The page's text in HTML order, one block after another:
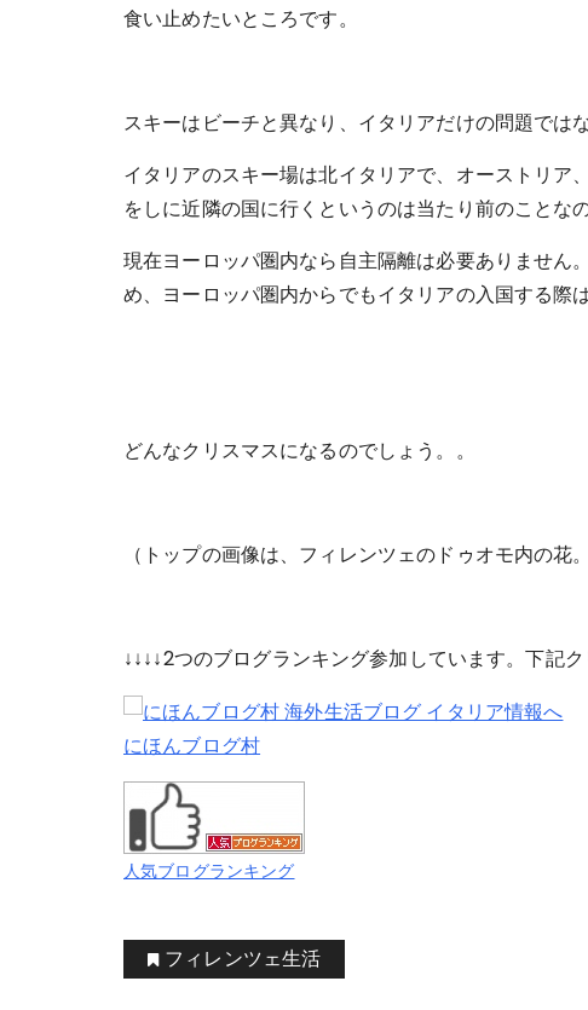
食い止めたいところです。
スキーはビーチと異なり、イタリアだけの問題では
イタリアのスキー場は北イタリアで、オーストリ
をしに近隣の国に行くというのは当たり前のことな
現在ヨーロッパ圏内なら自主隔離は必要ありません
め、ヨーロッパ圏内からでもイタリアの入国する際
どんなクリスマスになるのでしょう。。
（トップの画像は、フィレンツェのドゥオモ内の花
↓↓↓↓2つのブログランキング参加しています。下記
にほんブログ村
人気ブログランキング
フィレンツェ生活